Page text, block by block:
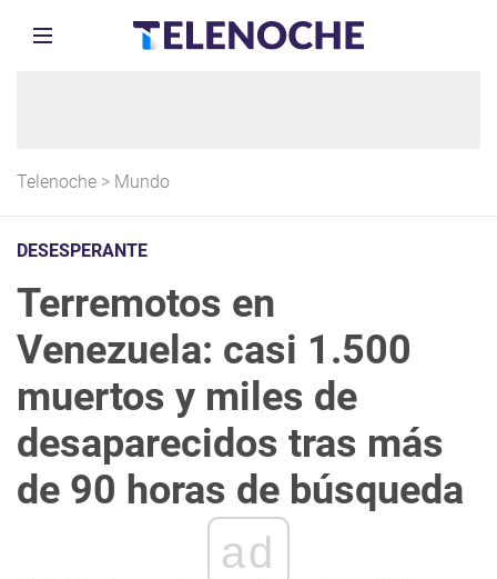
Telenoche > Mundo
DESESPERANTE
Terremotos en
Venezuela: casi 1.500
muertos y miles de
desaparecidos tras más
de 90 horas de búsqueda
ad